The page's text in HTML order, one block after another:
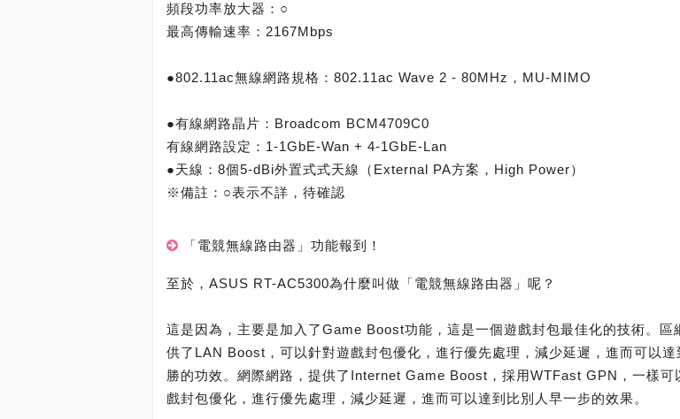
頻段功率放大器：○
最高傳輸速率：2167Mbps
●802.11ac無線網路規格：802.11ac Wave 2 - 80MHz，MU-MIMO
●有線網路晶片：Broadcom BCM4709C0
有線網路設定：1-1GbE-Wan + 4-1GbE-Lan
●天線：8個5-dBi外置式式天線（External PA方案，High Power）
※備註：○表示不詳，待確認
「電競無線路由器」功能報到！
至於，ASUS RT-AC5300為什麼叫做「電競無線路由器」呢？
這是因為，主要是加入了Game Boost功能，這是一個遊戲封包最佳化的技術。區
供了LAN Boost，可以針對遊戲封包優化，進行優先處理，減少延遲，進而可以達
勝的功效。網際網路，提供了Internet Game Boost，採用WTFast GPN，一樣可
戲封包優化，進行優先處理，減少延遲，進而可以達到比別人早一步的效果。